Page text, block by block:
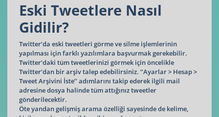
Eski Tweetlere Nasıl
Gidilir?
Twitter’da eski tweetleri görme ve silme işlemlerinin
yapılması için farklı yazılımlara başvurmak gerekebilir.
Twitter’daki tüm tweetlerinizi görmek için öncelikle
Twitter’dan bir arşiv talep edebilirsiniz. ‘’Ayarlar > Hesap >
Tweet Arşivini İste’’ adımlarını takip ederek ilgili mail
adresine dosya halinde tüm attığınız tweetler
gönderilecektir.
Öte yandan gelişmiş arama özelliği sayesinde de kelime,